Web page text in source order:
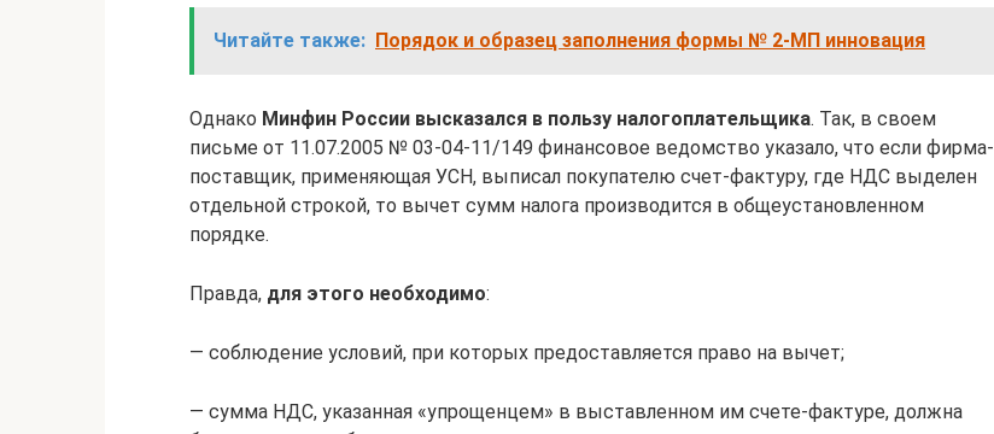
Читайте также: Порядок и образец заполнения формы № 2-МП инновация
Однако Минфин России высказался в пользу налогоплательщика. Так, в своем
письме от 11.07.2005 № 03-04-11/149 финансовое ведомство указало, что если фирма-
поставщик, применяющая УСН, выписал покупателю счет-фактуру, где НДС выделен
отдельной строкой, то вычет сумм налога производится в общеустановленном
порядке.
Правда, для этого необходимо:
— соблюдение условий, при которых предоставляется право на вычет;
— сумма НДС, указанная «упрощенцем» в выставленном им счете-фактуре, должна